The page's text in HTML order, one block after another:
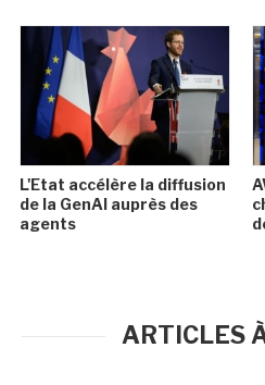
L'Etat accélère la diffusion
de la GenAI auprès des
agents
ARTICLES